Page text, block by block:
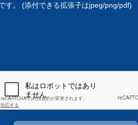
す。 (添付できる拡張子はjpeg/png/pdf)